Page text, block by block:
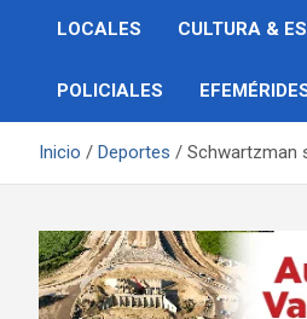
LOCALES CULTURA &
POLICIALES
Inicio Deportes Schwartzman